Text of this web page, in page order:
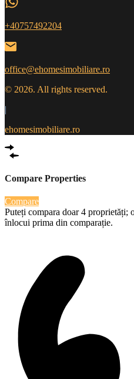
+40757492204
office@ehomesimobiliare.ro
© 2026. All rights reserved.
|
ehomesimobiliare.ro
Compare Properties
Compare
Puteți compara doar 4 proprietăți;
înlocui prima din comparație.